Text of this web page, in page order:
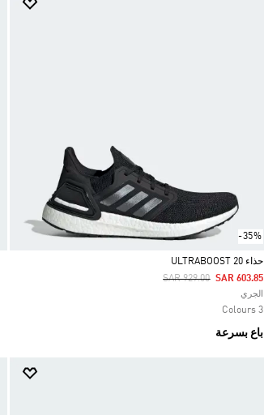
-35%
Selected
حذاء ULTRABOOST 20
Price Reduced From
SAR 929.00ToSAR 603.85
الجري
3 Colours
ُباع بسرعة